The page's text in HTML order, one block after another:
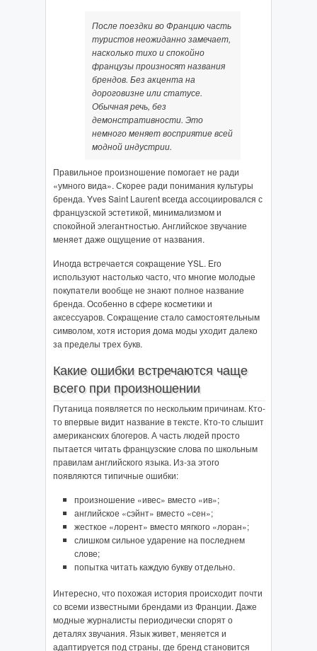
После поездки во Францию часть
туристов неожиданно замечает,
насколько тихо и спокойно
французы произносят названия
брендов. Без акцента на
дороговизне или статусе.
Обычная речь, без
демонстративности. Это
немного меняет восприятие всей
модной индустрии.
Правильное произношение помогает не ради
«умного вида». Скорее ради понимания культуры
бренда. Yves Saint Laurent всегда ассоциировался с
французской эстетикой, минимализмом и
спокойной элегантностью. Английское звучание
меняет даже ощущение от названия.
Иногда встречается сокращение YSL. Его
используют настолько часто, что многие молодые
покупатели вообще не знают полное название
бренда. Особенно в сфере косметики и
аксессуаров. Сокращение стало самостоятельным
символом, хотя история дома моды уходит далеко
за пределы трех букв.
Какие ошибки встречаются чаще
всего при произношении
Путаница появляется по нескольким причинам. Кто-
то впервые видит название в тексте. Кто-то слышит
американских блогеров. А часть людей просто
пытается читать французские слова по школьным
правилам английского языка. Из-за этого
появляются типичные ошибки:
произношение «ивес» вместо «ив»;
английское «сэйнт» вместо «сен»;
жесткое «лорент» вместо мягкого «лоран»;
слишком сильное ударение на последнем
слове;
попытка читать каждую букву отдельно.
Интересно, что похожая история происходит почти
со всеми известными брендами из Франции. Даже
модные журналисты периодически спорят о
деталях звучания. Язык живет, меняется и
адаптируется под страны, где бренд становится